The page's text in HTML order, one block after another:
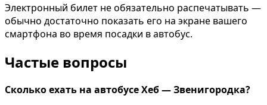
Электронный билет не обязательно распечатывать —
обычно достаточно показать его на экране вашего
смартфона во время посадки в автобус.
Частые вопросы
Сколько ехать на автобусе Хеб — Звенигородка?